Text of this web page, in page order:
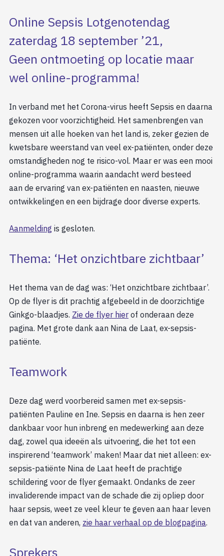
Online Sepsis Lotgenotendag
zaterdag 18 september ’21,
Geen ontmoeting op locatie maar
wel online-programma!
In verband met het Corona-virus heeft Sepsis en daarna
gekozen voor voorzichtigheid. Het samenbrengen van
mensen uit alle hoeken van het land is, zeker gezien de
kwetsbare weerstand van veel ex-patiënten, onder deze
omstandigheden nog te risico-vol. Maar er was een mooi
online-programma waarin aandacht werd besteed
aan de ervaring van ex-patiënten en naasten, nieuwe
ontwikkelingen en een bijdrage door diverse experts.
Aanmelding is gesloten.
Thema: ‘Het onzichtbare zichtbaar’
Het thema van de dag was: ‘Het onzichtbare zichtbaar’.
Op de flyer is dit prachtig afgebeeld in de doorzichtige
Ginkgo-blaadjes. Zie de flyer hier of onderaan deze
pagina. Met grote dank aan Nina de Laat, ex-sepsis-
patiënte.
Teamwork
Deze dag werd voorbereid samen met ex-sepsis-
patiënten Pauline en Ine. Sepsis en daarna is hen zeer
dankbaar voor hun inbreng en medewerking aan deze
dag, zowel qua ideeën als uitvoering, die het tot een
inspirerend ‘teamwork’ maken! Maar dat niet alleen: ex-
sepsis-patiënte Nina de Laat heeft de prachtige
schildering voor de flyer gemaakt. Ondanks de zeer
invaliderende impact van de schade die zij opliep door
haar sepsis, weet ze veel kleur te geven aan haar leven
en dat van anderen, zie haar verhaal op de blogpagina.
Sprekers